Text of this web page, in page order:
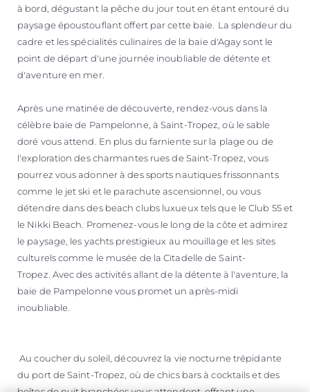
à bord, dégustant la pêche du jour tout en étant entouré du
paysage époustouflant offert par cette baie. La splendeur du
cadre et les spécialités culinaires de la baie d'Agay sont le
point de départ d'une journée inoubliable de détente et
d'aventure en mer.
Après une matinée de découverte, rendez-vous dans la
célèbre baie de Pampelonne, à Saint-Tropez, où le sable
doré vous attend. En plus du farniente sur la plage ou de
l'exploration des charmantes rues de Saint-Tropez, vous
pourrez vous adonner à des sports nautiques frissonnants
comme le jet ski et le parachute ascensionnel, ou vous
détendre dans des beach clubs luxueux tels que le Club 55 et
le Nikki Beach. Promenez-vous le long de la côte et admirez
le paysage, les yachts prestigieux au mouillage et les sites
culturels comme le musée de la Citadelle de Saint-
Tropez. Avec des activités allant de la détente à l'aventure, la
baie de Pampelonne vous promet un après-midi
inoubliable.
Au coucher du soleil, découvrez la vie nocturne trépidante
du port de Saint-Tropez, où de chics bars à cocktails et des